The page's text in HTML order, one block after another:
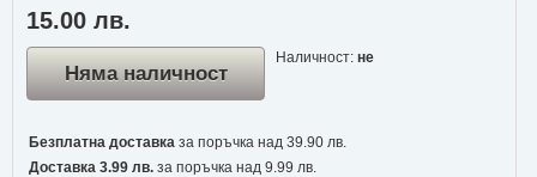
15.00 лв.
Няма наличност
Наличност: не
Безплатна доставказа поръчка над 39.90 лв.
Доставка 3.99 лв.за поръчка над 9.99 лв.